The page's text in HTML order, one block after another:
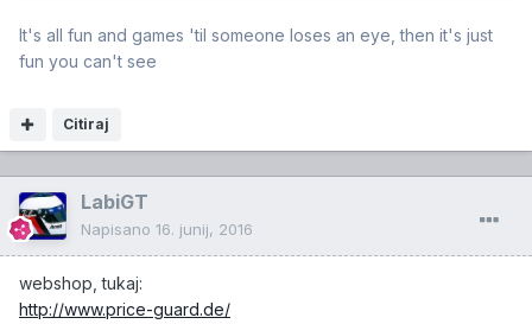
Citiraj
It's all fun and games 'til someone loses an eye, then it's just
fun you can't see
LabiGT
Napisano 16. junij, 2016
webshop, tukaj:
http://www.price-guard.de/